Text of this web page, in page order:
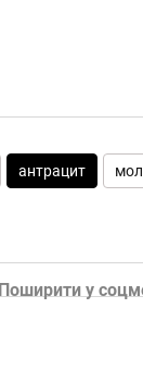
антрацит
Поширити у